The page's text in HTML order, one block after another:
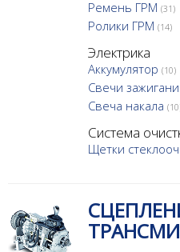
Ремень ГРМ (31)
Ролики ГРМ (14)
Электрика
Аккумулятор (10)
Свечи
Свеча накала
Система
Щетки